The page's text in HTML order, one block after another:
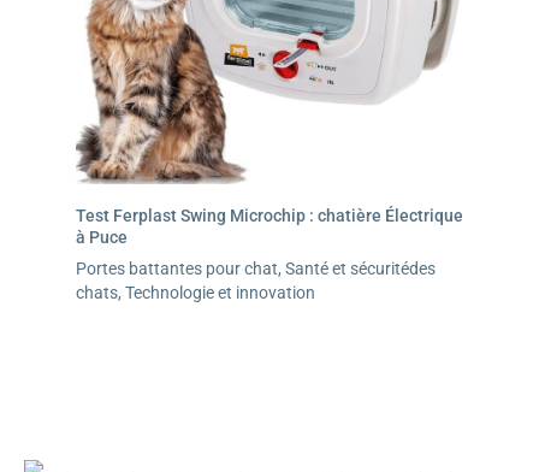
Test Ferplast Swing Microchip : chatière Électrique
à Puce
Portes battantes pour chat, Santé et sécuritédes
chats, Technologie et innovation